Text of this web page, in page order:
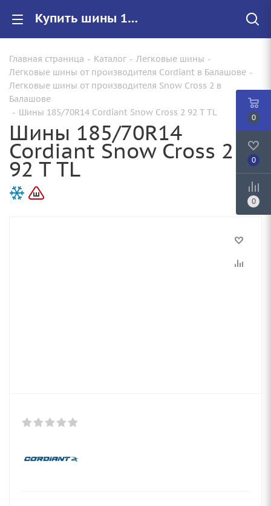
Купить шины 185/70R14 Cordiant Snow Cross 2 92 T TL |Арт.686193194 по цене от 5200.00000000 руб. в Балашове с доставкой
Главная страница - Каталог - Легковые шины -
Легковые шины от производителя Cordiant в Балашове -
Легковые шины от производителя Snow Cross 2 в
Балашове
- Шины 185/70R14 Cordiant Snow Cross 2 92 T TL
Шины 185/70R14
Cordiant Snow Cross 2
92 T TL
0
0
0